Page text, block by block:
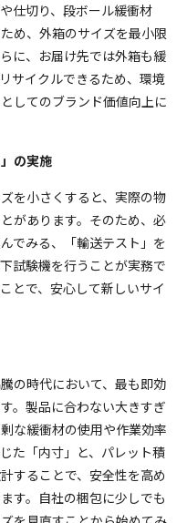
仕切り、段ボール緩衝材
め、外箱のサイズを最小限
に、お届け先では外箱も緩
サイクルできるため、環境
してのブランド価値向上に
の実施
を小さくすると、実際の物
があります。そのため、必
でみる、「輸送テスト」を
試験機を行うことが実務で
とで、安心して新しいサイ
の時代において、最も即効
。製品に合わない大きすぎ
な緩衝材の使用や作業効率
た「内寸」と、パレット積
することで、安全性を高め
す。自社の梱包に少しでも